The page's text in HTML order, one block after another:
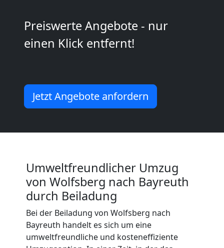
Preiswerte Angebote - nur
einen Klick entfernt!
Jetzt Angebote anfordern
Umweltfreundlicher Umzug
von Wolfsberg nach Bayreuth
durch Beiladung
Bei der Beiladung von Wolfsberg nach
Bayreuth handelt es sich um eine
umweltfreundliche und kosteneffiziente
Wolfsberg
Wolfsberg
LKW
Möbellift